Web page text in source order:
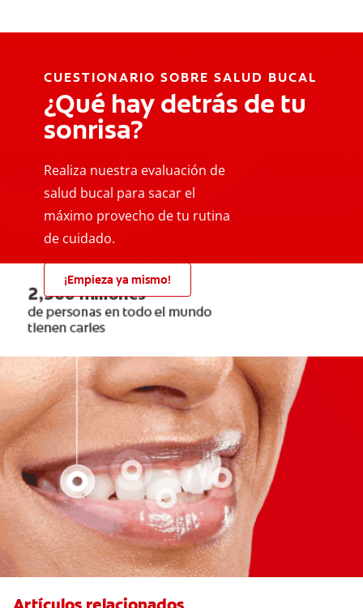
CUESTIONARIO SOBRE SALUD BUCAL
¿Qué hay detrás de tu
sonrisa?
Realiza nuestra evaluación de
salud bucal para sacar el
máximo provecho de tu rutina
de cuidado.
¡Empieza ya mismo!